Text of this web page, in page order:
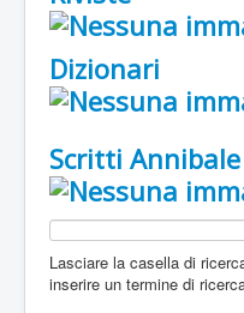
Dizionari
Scritti
Lasciare la casella di
inserire un termine di